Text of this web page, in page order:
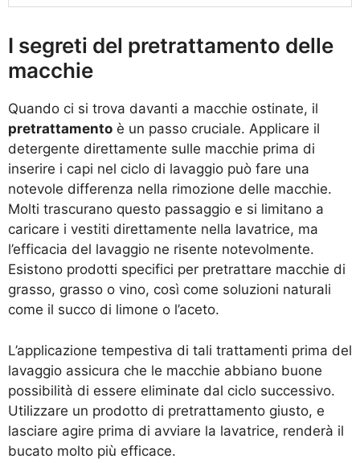
I segreti del pretrattamento delle
macchie
Quando ci si trova davanti a macchie ostinate, il
pretrattamento è un passo cruciale. Applicare il
detergente direttamente sulle macchie prima di
inserire i capi nel ciclo di lavaggio può fare una
notevole differenza nella rimozione delle macchie.
Molti trascurano questo passaggio e si limitano a
caricare i vestiti direttamente nella lavatrice, ma
l’efficacia del lavaggio ne risente notevolmente.
Esistono prodotti specifici per pretrattare macchie di
grasso, grasso o vino, così come soluzioni naturali
come il succo di limone o l’aceto.
L’applicazione tempestiva di tali trattamenti prima del
lavaggio assicura che le macchie abbiano buone
possibilità di essere eliminate dal ciclo successivo.
Utilizzare un prodotto di pretrattamento giusto, e
lasciare agire prima di avviare la lavatrice, renderà il
bucato molto più efficace.